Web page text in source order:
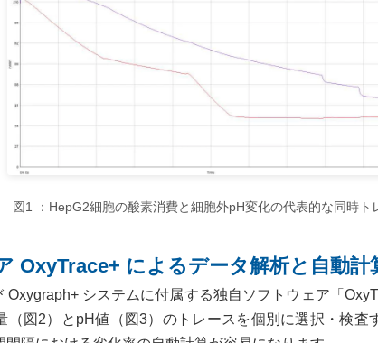
図1 ：HepG2細胞の酸素消費と細胞外pH変化の代表的な同時ト
OxyTrace+ によるデータ解析と自動計
Oxygraph+ システムに付属する独自ソフトウェア「
（図2）とpH値（図3）のトレースを個別に選択・検査